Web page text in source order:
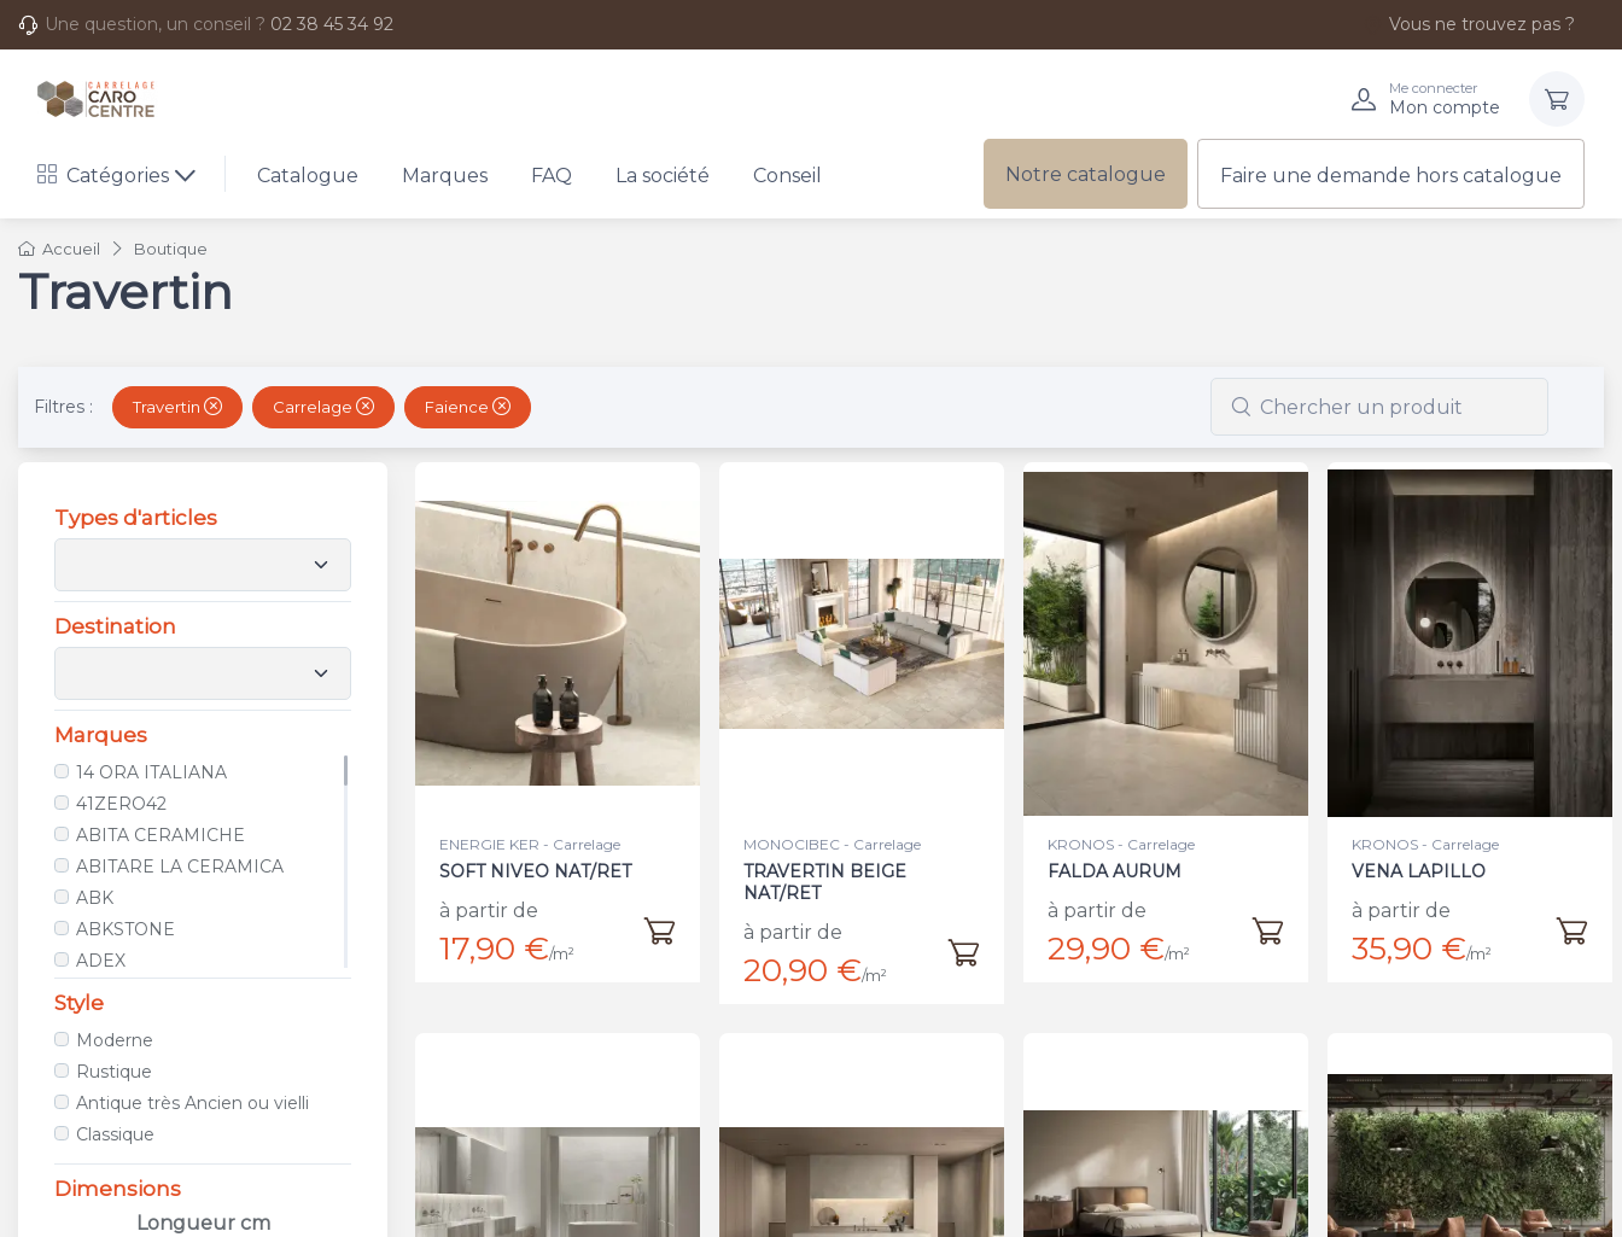
Une question, un conseil ? 02 38 45 34 92 Vous ne trouvez pas ?
Me connecter
Mon compte
Catégories Catalogue Marques FAQ La société Conseil Notre catalogue Faire une demande hors catalogue
Accueil Boutique
Travertin
Filtres : Travertin Carrelage Faience
Types d'articles
Destination
Marques
14 ORA ITALIANA
41ZERO42
ABITA CERAMICHE
ABITARE LA CERAMICA
ABK
ABKSTONE
ADEX
AGROB BUCHTAL
ALFALUX
ANTICA CERAMICA RUBIERA
APARICI
APAVISA
Style
Moderne
Rustique
Antique très Ancien ou vielli
Classique
Dimensions
Longueur cm
ENERGIE KER - Carrelage
SOFT NIVEO NAT/RET
à partir de
17,90 €/m²
MONOCIBEC - Carrelage
TRAVERTIN BEIGE
NAT/RET
à partir de
20,90 €/m²
KRONOS - Carrelage
FALDA AURUM
à partir de
29,90 €/m²
KRONOS - Carrelage
VENA LAPILLO
à partir de
35,90 €/m²